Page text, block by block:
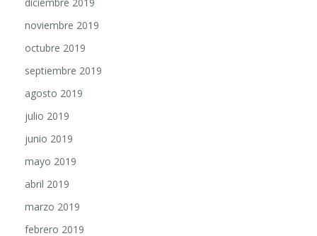
noviembre 2019
octubre 2019
septiembre 2019
agosto 2019
julio 2019
junio 2019
mayo 2019
abril 2019
marzo 2019
febrero 2019